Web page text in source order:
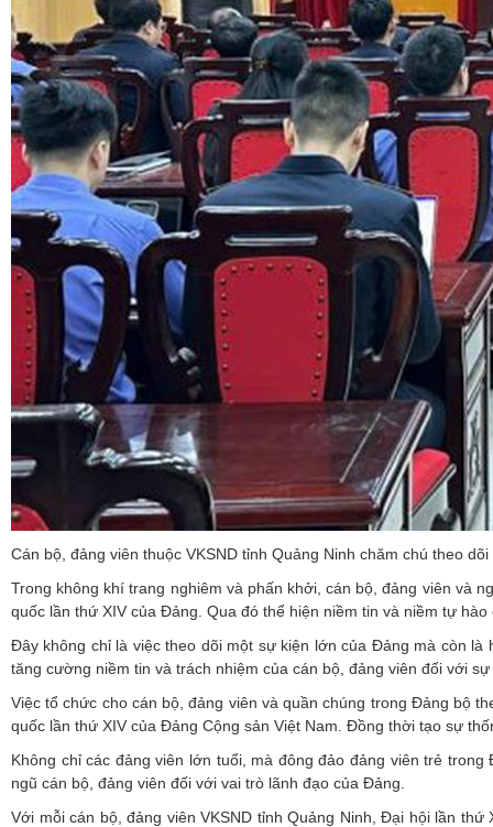
Cán bộ, đảng viên thuộc VKSND tỉnh Quảng Ninh chăm chú theo
Trong không khí trang nghiêm và phấn khởi, cán bộ, đảng viên và
quốc lần thứ XIV của Đảng. Qua đó thể hiện niềm tin và niềm tự
Đây không chỉ là việc theo dõi một sự kiện lớn của Đảng mà còn
tăng cường niềm tin và trách nhiệm của cán bộ, đảng viên đối với
Việc tổ chức cho cán bộ, đảng viên và quần chúng trong Đảng bộ
quốc lần thứ XIV của Đảng Cộng sản Việt Nam. Đồng thời tạo sự
Không chỉ các đảng viên lớn tuổi, mà đông đảo đảng viên trẻ
ngũ cán bộ, đảng viên đối với vai trò lãnh đạo của Đảng.
Với mỗi cán bộ, đảng viên VKSND tỉnh Quảng Ninh, Đại hội lần